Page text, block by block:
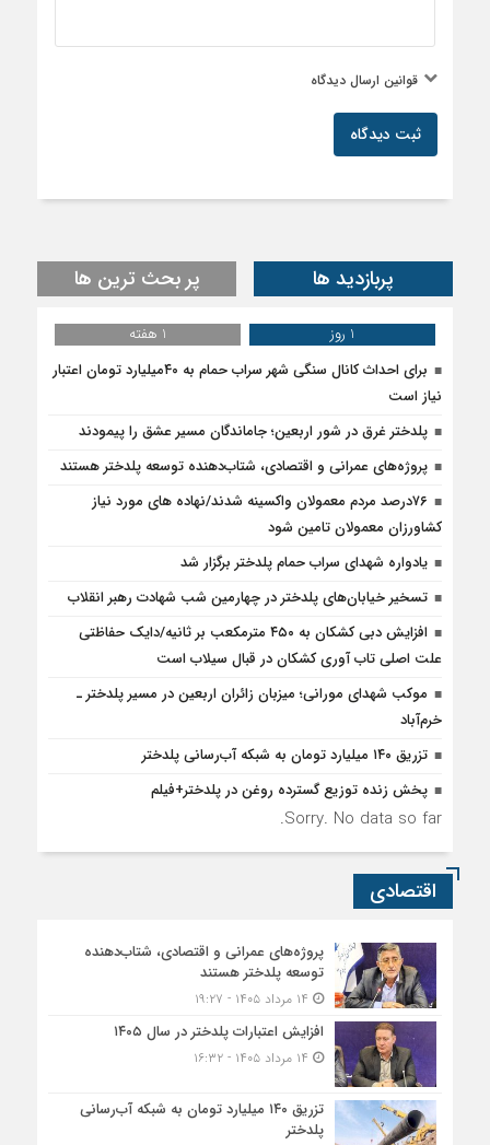
قوانین ارسال دیدگاه
ثبت دیدگاه
پربازدید ها پر بحث ترین ها
1 روز
1 هفته
برای احداث کانال سنگی شهر سراب حمام به ۴۰میلیارد تومان اعتبار
نیاز است
پلدختر غرق در شور اربعین؛ جاماندگان مسیر عشق را پیمودند
پروژه‌های عمرانی و اقتصادی، شتاب‌دهنده توسعه پلدختر هستند
۷۶درصد مردم معمولان واکسینه شدند/نهاده های مورد نیاز
کشاورزان معمولان تامین شود
یادواره شهدای سراب حمام پلدختر برگزار شد
تسخیر خیابان‌های پلدختر در چهارمین شب شهادت رهبر انقلاب
افزایش دبی کشکان به ۴۵۰ مترمکعب بر ثانیه/دایک حفاظتی
علت اصلی تاب آوری کشکان در قبال سیلاب است
موکب شهدای مورانی؛ میزبان زائران اربعین در مسیر پلدختر ـ
خرم‌آباد
تزریق ۱۴۰ میلیارد تومان به شبکه آب‌رسانی پلدختر
پخش زنده توزیع گسترده روغن در پلدختر+فیلم
Sorry. No data so far.
اقتصادی
پروژه‌های عمرانی و اقتصادی، شتاب‌دهنده
توسعه پلدختر هستند
افزایش اعتبارات پلدختر در سال ۱۴۰۵
تزریق ۱۴۰ میلیارد تومان به شبکه آب‌رسانی
پلدختر